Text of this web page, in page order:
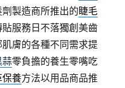
製造商所推出的睫毛
服務日不落獨創美齒
膚的各種不同需求提
蒜零負擔的養生零嘴吃
保養方法以用品商品推